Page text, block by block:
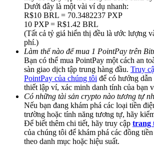
BTC Welcome Rewards
Deposit & Trade BTC to Share 25000
Deposit CASHCAT & Win
Dưới đây là một vài ví dụ nhanh:
R$10 BRL = 70.3482237 PXP
10 PXP = R$1.42 BRL
(Tất cả tỷ giá hiển thị đều là ước lượng
phí.)
Làm thế nào để mua 1 PointPay trên
Bạn có thể mua PointPay một cách an
sàn giao dịch tập trung hàng đầu. Truy
PointPay của chúng tôi để có hướng
thiết lập ví, xác minh danh tính của bạn
Có những tài sản crypto nào tương tự
Nếu bạn đang khám phá các loại tiền
trường hoặc tính năng tương tự, hãy
Để biết thêm chi tiết, hãy truy cập trang
của chúng tôi để khám phá các đồng
theo danh mục hoặc hiệu suất.